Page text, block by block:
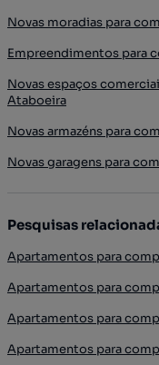
Novas moradias para
Empreendimentos para
Novas espaços
Ataboeira
Novas armazéns para
Novas garagens para
Pesquisas
Apartamentos para
Apartamentos para
Apartamentos para
Apartamentos para